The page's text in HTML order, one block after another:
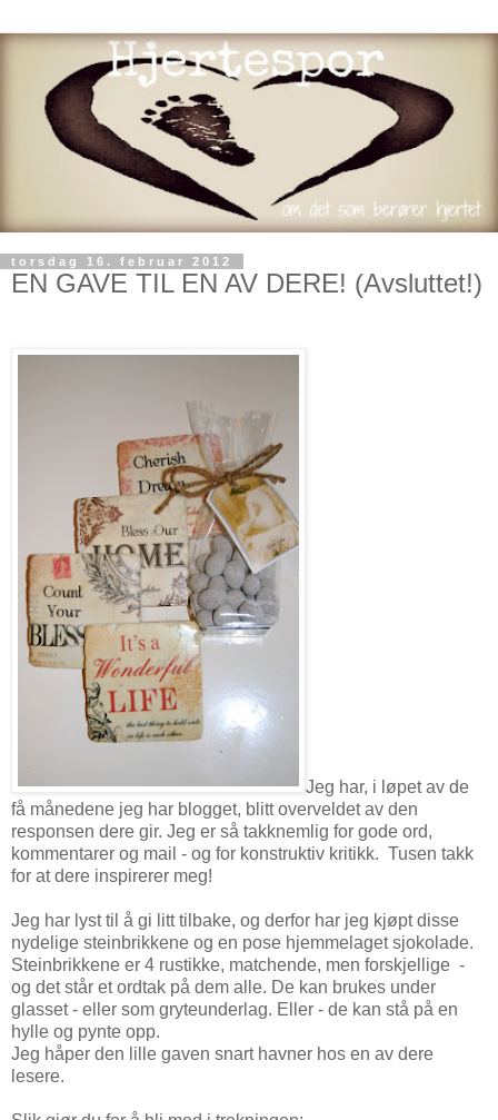
torsdag 16. februar 2012
EN GAVE TIL EN AV DERE! (Avsluttet!)
Jeg har, i løpet av de
få månedene jeg har blogget, blitt overveldet av den
responsen dere gir. Jeg er så takknemlig for gode ord,
kommentarer og mail - og for konstruktiv kritikk. Tusen takk
for at dere inspirerer meg!
Jeg har lyst til å gi litt tilbake, og derfor har jeg kjøpt disse
nydelige steinbrikkene og en pose hjemmelaget sjokolade.
Steinbrikkene er 4 rustikke, matchende, men forskjellige -
og det står et ordtak på dem alle. De kan brukes under
glasset - eller som gryteunderlag. Eller - de kan stå på en
hylle og pynte opp.
Jeg håper den lille gaven snart havner hos en av dere
lesere.